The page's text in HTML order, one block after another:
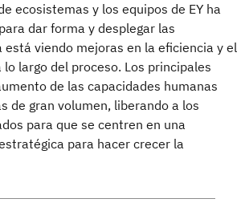
ecosistemas y los equipos de EY ha
dar forma y desplegar las
está viendo mejoras en la eficiencia y el
largo del proceso. Los principales
de las capacidades humanas
de gran volumen, liberando a los
para que se centren en una
para hacer crecer la